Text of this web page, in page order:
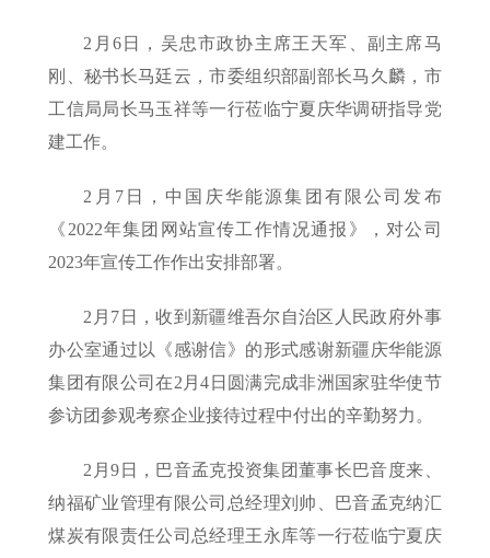
2月6日，吴忠市政协主席王天军、副主席马
刚、秘书长马廷云，市委组织部副部长马久麟，市
工信局局长马玉祥等一行莅临宁夏庆华调研指导党
建工作。
2月7日，中国庆华能源集团有限公司发布
《2022年集团网站宣传工作情况通报》，对公司
2023年宣传工作作出安排部署。
2月7日，收到新疆维吾尔自治区人民政府外事
办公室通过以《感谢信》的形式感谢新疆庆华能源
集团有限公司在2月4日圆满完成非洲国家驻华使节
参访团参观考察企业接待过程中付出的辛勤努力。
2月9日，巴音孟克投资集团董事长巴音度来、
纳福矿业管理有限公司总经理刘帅、巴音孟克纳汇
煤炭有限责任公司总经理王永库等一行莅临宁夏庆